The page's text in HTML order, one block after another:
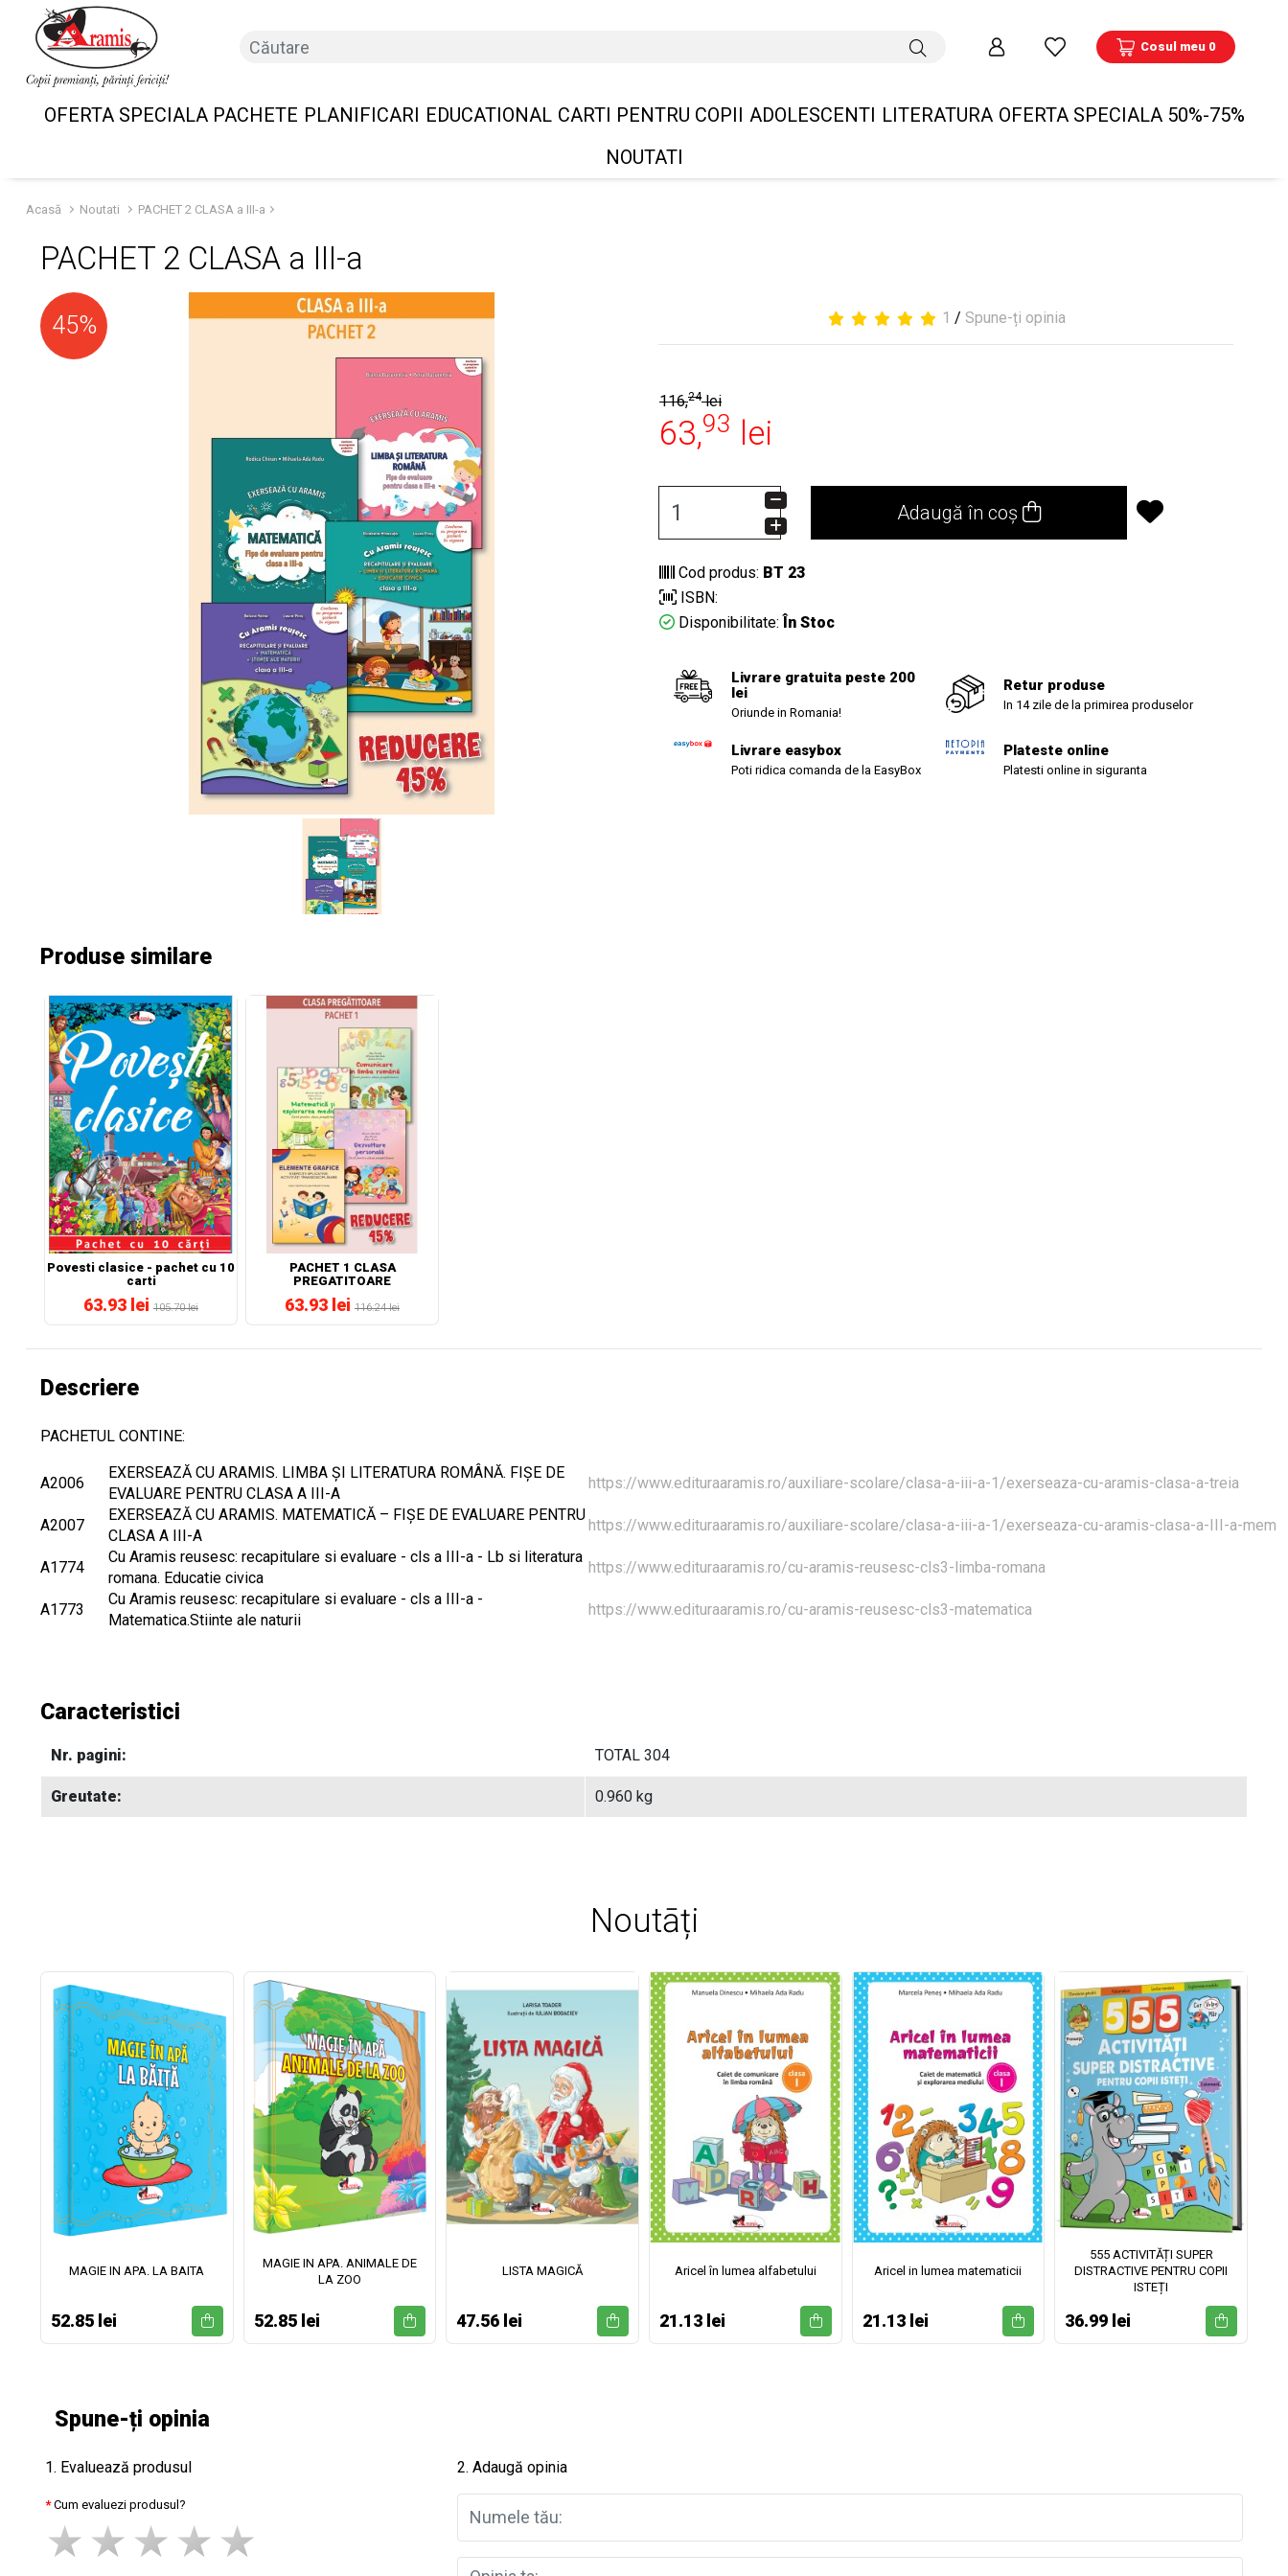
Cosul meu 0
OFERTA SPECIALA PACHETE PLANIFICARI EDUCATIONAL CARTI PENTRU COPII ADOLESCENTI LITERATURA OFERTA SPECIALA 50%-75%
NOUTATI
Acasă Noutati PACHET 2 CLASA a III-a
PACHET 2 CLASA a III-a
45% 1 / Spune-ți opinia
116,24lei
63,93 lei
Adaugă în coș
Cod produs: BT 23
ISBN:
Disponibilitate: În Stoc
Livrare gratuita peste 200
lei
Oriunde in Romania!
Retur produse
In 14 zile de la primirea produselor
Livrare easybox
Poti ridica comanda de la EasyBox
Plateste online
Platesti online in siguranta
Produse similare
Povesti clasice - pachet cu 10
carti
63.93 lei 105.70 lei
PACHET 1 CLASA
PREGATITOARE
63.93 lei 116.24 lei
Descriere
PACHETUL CONTINE:
A2006
EXERSEAZĂ CU ARAMIS. LIMBA ȘI LITERATURA ROMÂNĂ. FIȘE DE
EVALUARE PENTRU CLASA A III-A
https://www.edituraaramis.ro/auxiliare-scolare/clasa-a-iii-a-1/exerseaza-cu-aramis-clasa-a-treia
A2007
EXERSEAZĂ CU ARAMIS. MATEMATICĂ – FIȘE DE EVALUARE PENTRU
CLASA A III-A
https://www.edituraaramis.ro/auxiliare-scolare/clasa-a-iii-a-1/exerseaza-cu-aramis-clasa-a-III-a-mem
A1774
Cu Aramis reusesc: recapitulare si evaluare - cls a III-a - Lb si literatura
romana. Educatie civica
https://www.edituraaramis.ro/cu-aramis-reusesc-cls3-limba-romana
A1773
Cu Aramis reusesc: recapitulare si evaluare - cls a III-a -
Matematica.Stiinte ale naturii
https://www.edituraaramis.ro/cu-aramis-reusesc-cls3-matematica
Caracteristici
Nr. pagini: TOTAL 304
Greutate: 0.960 kg
Noutāți
MAGIE IN APA. LA BAITA
52.85 lei
MAGIE IN APA. ANIMALE DE
LA ZOO
52.85 lei
LISTA MAGICĂ
47.56 lei
Aricel în lumea alfabetului
21.13 lei
Aricel in lumea matematicii
21.13 lei
555 ACTIVITĂȚI SUPER
DISTRACTIVE PENTRU COPII
ISTEȚI
36.99 lei
Spune-ți opinia
1. Evaluează produsul
Cum evaluezi produsul?
2. Adaugă opinia